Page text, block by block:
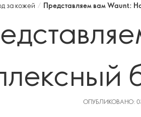
за кожей / Представляем вам Waunt:
ОПУБЛИКОВАНО: